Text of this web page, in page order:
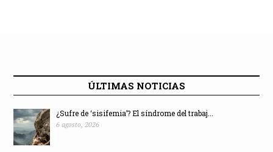
ÚLTIMAS NOTICIAS
¿Sufre de ‘sisifemia’? El síndrome del trabaj...
6 agosto, 2026